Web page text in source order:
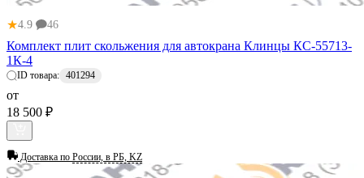
★4.9 46
Комплект плит скольжения для автокрана Клинцы КС-55713-
1К-4
ID товара: 401294
от
18 500 ₽
Доставка по России, в РБ, KZ